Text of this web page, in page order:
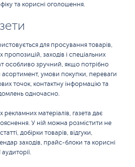
та корисні оголошення.
для просування товарів,
пропозицій, заходів і спеціальних
особливо зручний, якщо потрібно
асортимент, умови покупки, переваги
точок, контактну інформацію та
одночасно.
рекламних матеріалів, газета дає
У ній можна розмістити не
добірки товарів, відгуки,
заходів, прайс-блоки та корисні